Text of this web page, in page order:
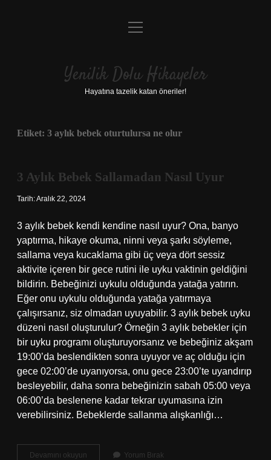
Anasayfa
Yasal Uyarı
menüyü
Yenilik Dolu Hikayeler
Hayatına tazelik katan öneriler!
Etiket: 3 aylık bebek oturtulursa ne olur
3 Aylık Bebek Sallamadan Nasıl Uyur
Tarih: Aralık 22, 2024
3 aylık bebek kendi kendine nasıl uyur? Ona, banyo
yaptırma, hikaye okuma, ninni veya şarkı söyleme,
sallama veya kucaklama gibi üç veya dört sessiz
aktivite içeren bir gece rutini ile uyku vaktinin geldiğini
bildirin. Bebeğinizi uykulu olduğunda yatağa yatırın.
Eğer onu uykulu olduğunda yatağa yatırmaya
çalışırsanız, siz olmadan uyuyabilir. 3 aylık bebek uyku
düzeni nasıl oluşturulur? Örneğin 3 aylık bebekler için
bir uyku programı oluşturuyorsanız ve bebeğiniz akşam
19:00’da beslendikten sonra uyuyor ve aç olduğu için
gece 02:00’de uyanıyorsa, onu gece 23:00’te uyandırıp
besleyebilir, daha sonra bebeğinizin sabah 05:00 veya
06:00’da beslenene kadar tekrar uyumasına izin
verebilirsiniz. Bebeklerde sallanma alışkanlığı…
Devamını okuyun Yorum Bırak